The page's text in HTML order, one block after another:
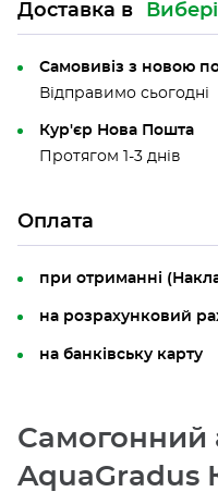
Доставка в
Самовивіз з новою
Відправимо сьогодні
Кур'єр Нова Пошта
Протягом 1-3 днів
Оплата
при отриманні
на розрахунковий
на банківську карту
Самогонний
AquaGradus